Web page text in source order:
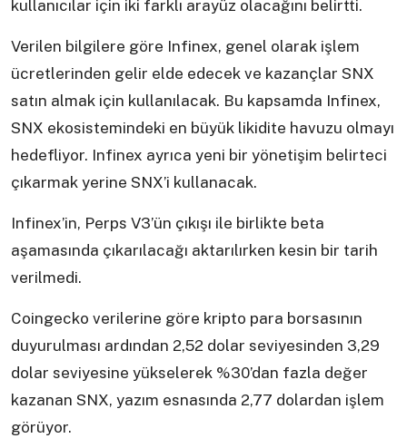
kullanıcılar için iki farklı arayüz olacağını belirtti.
Verilen bilgilere göre Infinex, genel olarak işlem
ücretlerinden gelir elde edecek ve kazançlar SNX
satın almak için kullanılacak. Bu kapsamda Infinex,
SNX ekosistemindeki en büyük likidite havuzu olmayı
hedefliyor. Infinex ayrıca yeni bir yönetişim belirteci
çıkarmak yerine SNX’i kullanacak.
Infinex’in, Perps V3’ün çıkışı ile birlikte beta
aşamasında çıkarılacağı aktarılırken kesin bir tarih
verilmedi.
Coingecko verilerine göre kripto para borsasının
duyurulması ardından 2,52 dolar seviyesinden 3,29
dolar seviyesine yükselerek %30’dan fazla değer
kazanan SNX, yazım esnasında 2,77 dolardan işlem
görüyor.